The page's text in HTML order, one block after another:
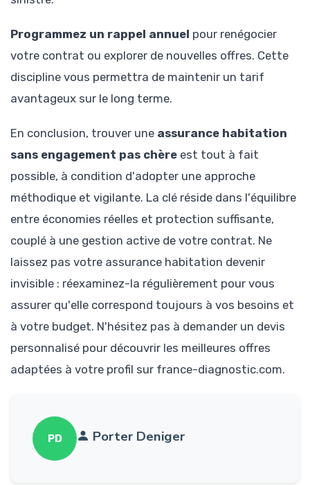
Programmez un rappel annuel pour renégocier
votre contrat ou explorer de nouvelles offres. Cette
discipline vous permettra de maintenir un tarif
avantageux sur le long terme.
En conclusion, trouver une assurance habitation
sans engagement pas chère est tout à fait
possible, à condition d'adopter une approche
méthodique et vigilante. La clé réside dans l'équilibre
entre économies réelles et protection suffisante,
couplé à une gestion active de votre contrat. Ne
laissez pas votre assurance habitation devenir
invisible : réexaminez-la régulièrement pour vous
assurer qu'elle correspond toujours à vos besoins et
à votre budget. N'hésitez pas à demander un devis
personnalisé pour découvrir les meilleures offres
adaptées à votre profil sur france-diagnostic.com.
PD Porter Deniger